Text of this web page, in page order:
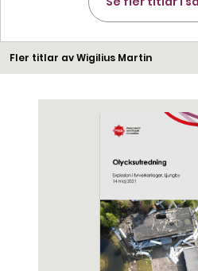
Fler titlar av Wigilius Martin